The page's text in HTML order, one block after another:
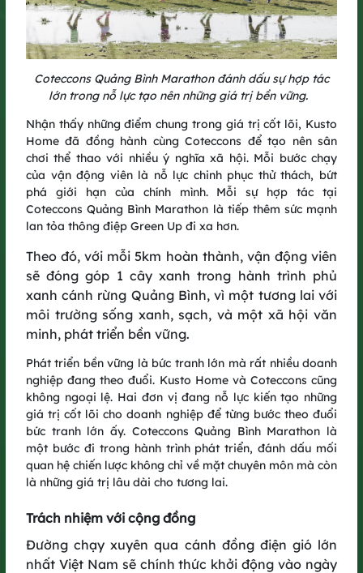
Trải nghiệm mới tại GreenUP Run
2025​
Cung đường năm nay không chỉ mang đến không khí sôi động
với loạt thử thách vui nhộn, từ vượt lốp, nhảy lò cò đến bứt phá
ở ải cuối về đích, mà còn đánh dấu bước đổi mới lớn: lần đầu
tiên GreenUP mở cổng đăng ký miễn phí cho cộng đồng. Đây là
dịp để các Runners cùng hòa nhịp trên đường chạy, lan tỏa tinh
thần sống xanh và kết nối vì tương lai bền vững.​
Thêm một bước chạy, tiếp hành trình
xanh​
GreenUP Run 2025 không dừng lại ở một giải chạy, mà là điểm
xanh.​
Coteccons Quảng Bình Marathon đánh dấu sự hợp tác
lớn trong nỗ lực tạo nên những giá trị bền vững.
Nhận thấy những điểm chung trong giá trị cốt lõi, Kusto
Home đã đồng hành cùng Coteccons để tạo nên sân
chơi thể thao với nhiều ý nghĩa xã hội. Mỗi bước chạy
của vận động viên là nỗ lực chinh phục thử thách, bứt
phá giới hạn của chính mình. Mỗi sự hợp tác tại
Coteccons Quảng Bình Marathon là tiếp thêm sức mạnh
lan tỏa thông điệp Green Up đi xa hơn.
Theo đó, với mỗi 5km hoàn thành, vận động viên
sẽ đóng góp 1 cây xanh trong hành trình phủ
xanh cánh rừng Quảng Bình, vì một tương lai với
môi trường sống xanh, sạch, và một xã hội văn
minh, phát triển bền vững.
Phát triển bền vững là bức tranh lớn mà rất nhiều doanh
nghiệp đang theo đuổi. Kusto Home và Coteccons cũng
không ngoại lệ. Hai đơn vị đang nỗ lực kiến tạo những
giá trị cốt lõi cho doanh nghiệp để từng bước theo đuổi
bức tranh lớn ấy. Coteccons Quảng Bình Marathon là
một bước đi trong hành trình phát triển, đánh dấu mối
quan hệ chiến lược không chỉ về mặt chuyên môn mà còn
là những giá trị lâu dài cho tương lai.
Trách nhiệm với cộng đồng
Đường chạy xuyên qua cánh đồng điện gió lớn
nhất Việt Nam sẽ chính thức khởi động vào ngày